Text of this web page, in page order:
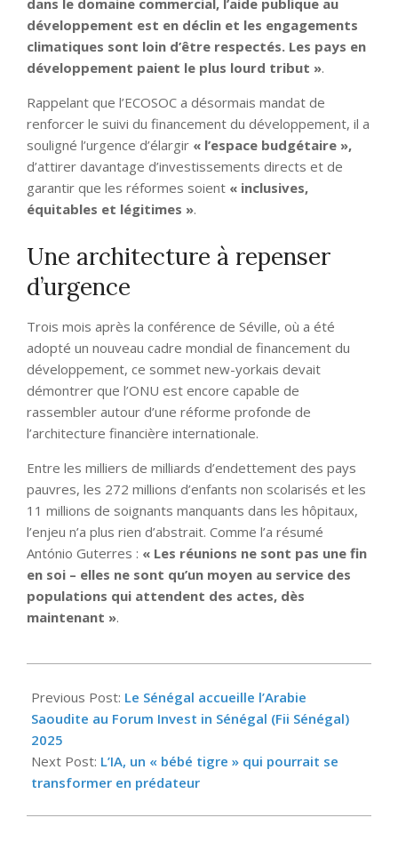
développement est en déclin et les engagements
climatiques sont loin d’être respectés. Les pays en
développement paient le plus lourd tribut ».
Rappelant que l’ECOSOC a désormais mandat de
renforcer le suivi du financement du développement, il a
souligné l’urgence d’élargir « l’espace budgétaire »,
d’attirer davantage d’investissements directs et de
garantir que les réformes soient « inclusives,
équitables et légitimes ».
Une architecture à repenser
d’urgence
Trois mois après la conférence de Séville, où a été
adopté un nouveau cadre mondial de financement du
développement, ce sommet new-yorkais devait
démontrer que l’ONU est encore capable de
rassembler autour d’une réforme profonde de
l’architecture financière internationale.
Entre les milliers de milliards d’endettement des pays
pauvres, les 272 millions d’enfants non scolarisés et les
11 millions de soignants manquants dans les hôpitaux,
l’enjeu n’a plus rien d’abstrait. Comme l’a résumé
António Guterres : « Les réunions ne sont pas une fin
en soi – elles ne sont qu’un moyen au service des
populations qui attendent des actes, dès
maintenant ».
09-
26
Previous Post: Le Sénégal accueille l’Arabie
Saoudite au Forum Invest in Sénégal (Fii Sénégal)
2025
Next Post: L’IA, un « bébé tigre » qui pourrait se
transformer en prédateur